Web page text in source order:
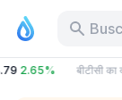
2.65% बीटीसी का